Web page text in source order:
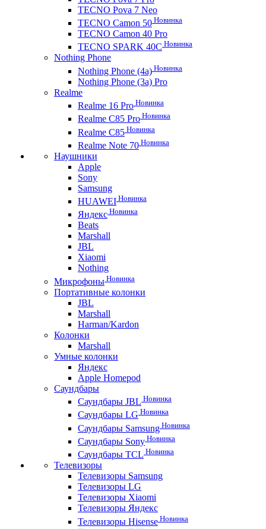
TECNO Pova 7 Neo
TECNO Camon 50 Новинка
TECNO Camon 40 Pro
TECNO SPARK 40C Новинка
Nothing Phone
Nothing Phone (4a) Новинка
Nothing Phone (3a) Pro
Realme
Realme 16 Pro Новинка
Realme C85 Pro Новинка
Realme C85 Новинка
Realme Note 70 Новинка
Наушники
Apple
Sony
Samsung
HUAWEI Новинка
Яндекс Новинка
Beats
Marshall
JBL
Xiaomi
Nothing
Микрофоны Новинка
Портативные колонки
JBL
Marshall
Harman/Kardon
Колонки
Marshall
Умные колонки
Яндекс
Apple Homepod
Саундбары
Саундбары JBL Новинка
Саундбары LG Новинка
Саундбары Samsung Новинка
Саундбары Sony Новинка
Саундбары TCL Новинка
Телевизоры
Телевизоры Samsung
Телевизоры LG
Телевизоры Xiaomi
Телевизоры Яндекс
Телевизоры Hisense Новинка